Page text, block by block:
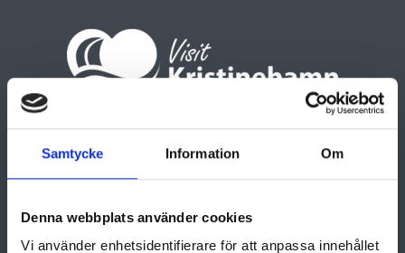
Samtycke Information Om
Denna webbplats använder cookies
Vi använder enhetsidentifierare för att anpassa innehållet
Södra Torget 3, 681 84 Kristinehamn
Tel: +46 (0)550 881 87